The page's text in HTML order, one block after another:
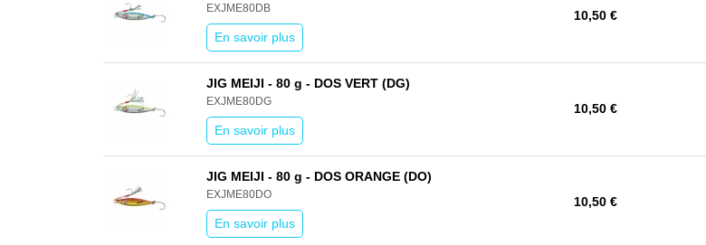
EXJME80DB
En savoir plus
10,50 €
JIG MEIJI - 80 g - DOS VERT (DG)
EXJME80DG
En savoir plus
10,50 €
JIG MEIJI - 80 g - DOS ORANGE (DO)
EXJME80DO
En savoir plus
10,50 €